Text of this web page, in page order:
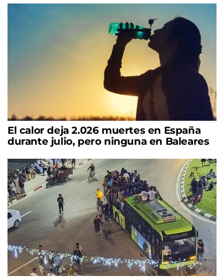
El calor deja 2.026 muertes en España
durante julio, pero ninguna en Baleares